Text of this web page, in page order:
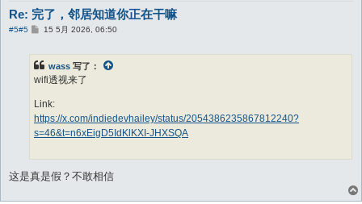
Re: 完了，邻居知道你正在干嘛
#5#5
帖
15 5月 2026, 06:50
wass 写了：
wifi透视来了
Link:
https://x.com/indiedevhailey/status/2054386235867812240?
s=46&t=n6xEigD5IdKlKXI-JHXSQA
这是真是假？不敢相信